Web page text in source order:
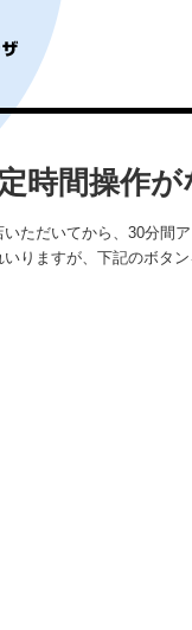
時間操作
いただいてから、30分間
いりますが、下記のボタ